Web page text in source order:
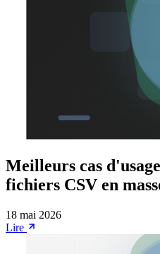
Meilleurs cas
fichiers CSV en
18 mai 2026
Lire